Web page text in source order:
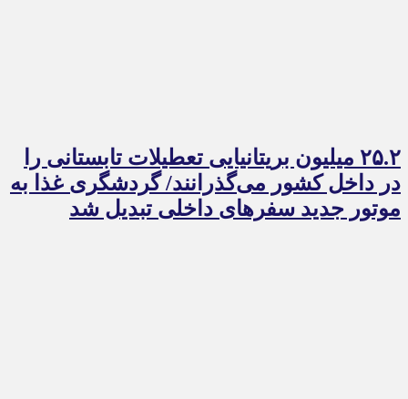
۲۵.۲ میلیون بریتانیایی تعطیلات تابستانی را
در داخل کشور می‌گذرانند/ گردشگری غذا به
موتور جدید سفرهای داخلی تبدیل شد